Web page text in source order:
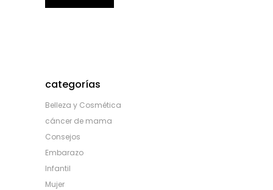
categorías
Belleza y Cosmética
cáncer de mama
Consejos
Embarazo
Infantil
Mujer